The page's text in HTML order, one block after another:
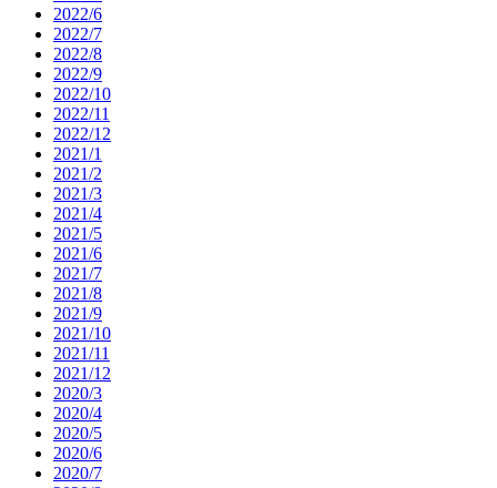
2022/6
2022/7
2022/8
2022/9
2022/10
2022/11
2022/12
2021/1
2021/2
2021/3
2021/4
2021/5
2021/6
2021/7
2021/8
2021/9
2021/10
2021/11
2021/12
2020/3
2020/4
2020/5
2020/6
2020/7